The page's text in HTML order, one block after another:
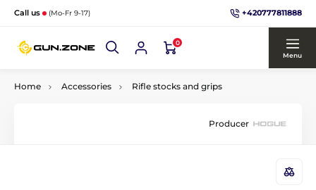
Call us (Mo-Fr 9-17) +420777811888
0
Menu
Home Accessories Rifle stocks and grips
Producer